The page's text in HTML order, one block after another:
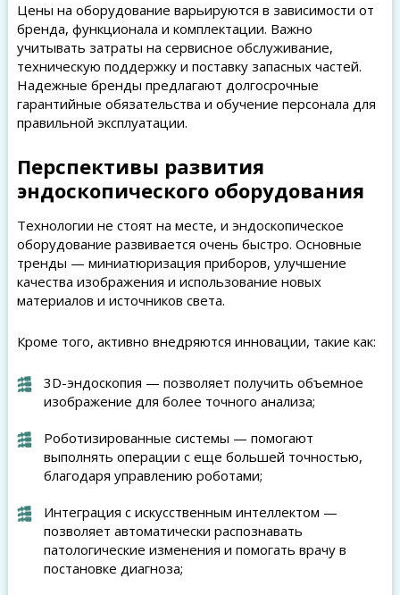
Цены на оборудование варьируются в зависимости от
бренда, функционала и комплектации. Важно
учитывать затраты на сервисное обслуживание,
техническую поддержку и поставку запасных частей.
Надежные бренды предлагают долгосрочные
гарантийные обязательства и обучение персонала для
правильной эксплуатации.
Перспективы развития
эндоскопического оборудования
Технологии не стоят на месте, и эндоскопическое
оборудование развивается очень быстро. Основные
тренды — миниатюризация приборов, улучшение
качества изображения и использование новых
материалов и источников света.
Кроме того, активно внедряются инновации, такие как:
3D-эндоскопия — позволяет получить объемное
изображение для более точного анализа;
Роботизированные системы — помогают
выполнять операции с еще большей точностью,
благодаря управлению роботами;
Интеграция с искусственным интеллектом —
позволяет автоматически распознавать
патологические изменения и помогать врачу в
постановке диагноза;